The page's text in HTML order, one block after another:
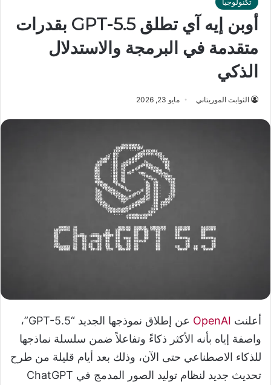
أوبن إيه آي تطلق GPT-5.5 بقدرات
متقدمة في البرمجة والاستدلال
الذكي
الثوابت الموريتاني مايو 23, 2026
أعلنت OpenAI
عن إطلاق نموذجها الجديد “GPT-5.5”،
واصفة إياه بأنه الأكثر ذكاءً وتفاعلاً ضمن سلسلة نماذجها
للذكاء الاصطناعي حتى الآن، وذلك بعد أيام قليلة من طرح
تحديث جديد لنظام توليد الصور المدمج في ChatGPT